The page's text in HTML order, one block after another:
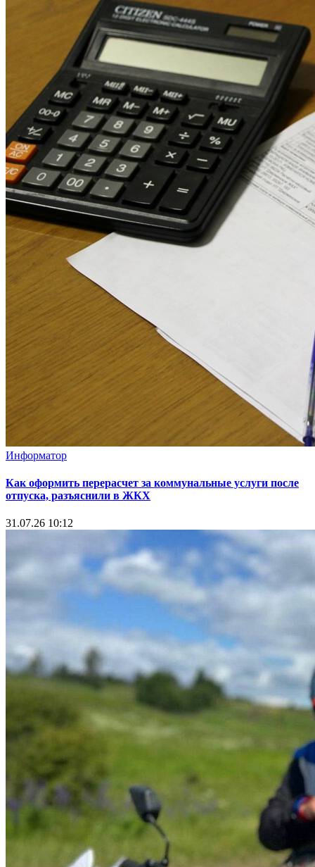
Информатор
Как оформить перерасчет за коммунальные услуги после
отпуска, разъяснили в ЖКХ
31.07.26 10:12